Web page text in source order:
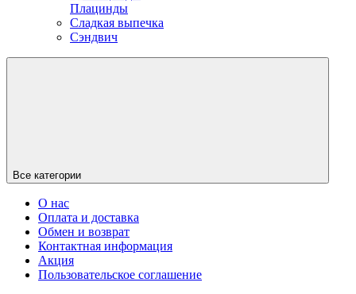
Плацинды
Сладкая выпечка
Сэндвич
Все категории
О нас
Оплата и доставка
Обмен и возврат
Контактная информация
Акция
Пользовательское соглашение